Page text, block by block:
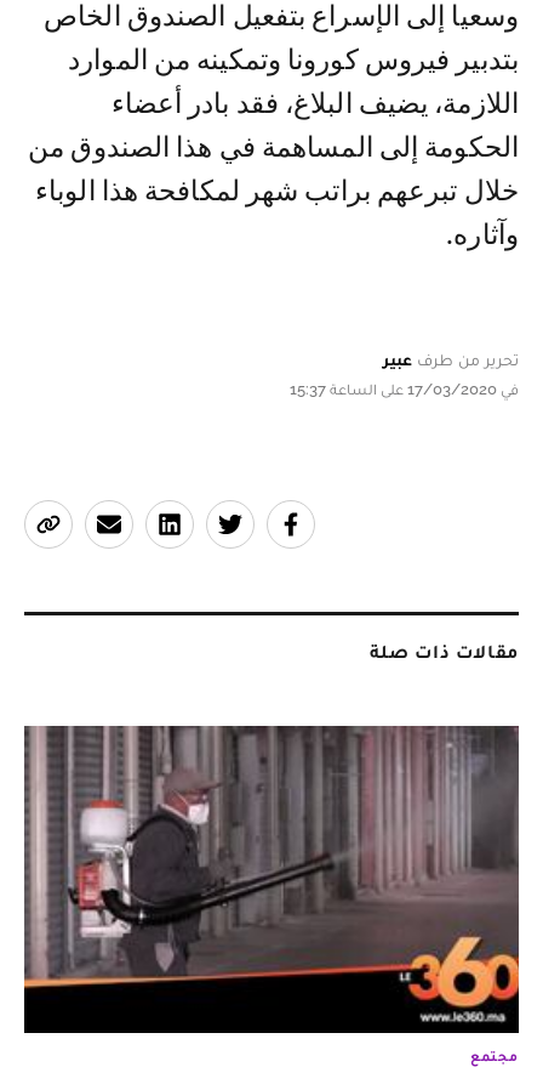
وسعيا إلى الإسراع بتفعيل الصندوق الخاص
بتدبير فيروس كورونا وتمكينه من الموارد
اللازمة، يضيف البلاغ، فقد بادر أعضاء
الحكومة إلى المساهمة في هذا الصندوق من
خلال تبرعهم براتب شهر لمكافحة هذا الوباء
وآثاره.
تحرير من طرف عبير
في 17/03/2020 على الساعة 15:37
مقالات ذات صلة
مجتمع